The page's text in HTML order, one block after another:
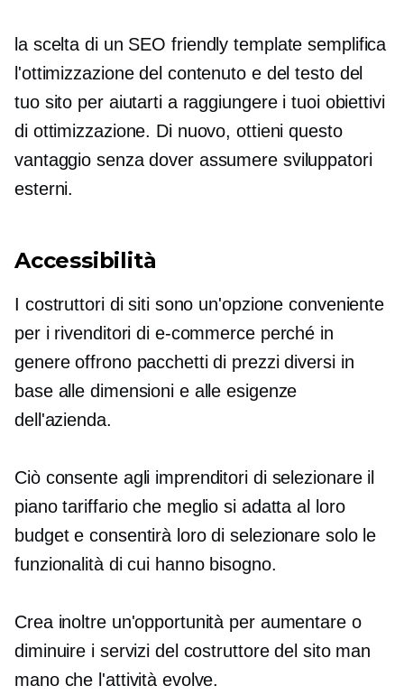
la scelta di un SEO friendly template semplifica
l'ottimizzazione del contenuto e del testo del
tuo sito per aiutarti a raggiungere i tuoi obiettivi
di ottimizzazione. Di nuovo, ottieni questo
vantaggio senza dover assumere sviluppatori
esterni.
Accessibilità
I costruttori di siti sono un'opzione conveniente
per i rivenditori di e-commerce perché in
genere offrono pacchetti di prezzi diversi in
base alle dimensioni e alle esigenze
dell'azienda.
Ciò consente agli imprenditori di selezionare il
piano tariffario che meglio si adatta al loro
budget e consentirà loro di selezionare solo le
funzionalità di cui hanno bisogno.
Crea inoltre un'opportunità per aumentare o
diminuire i servizi del costruttore del sito man
mano che l'attività evolve.